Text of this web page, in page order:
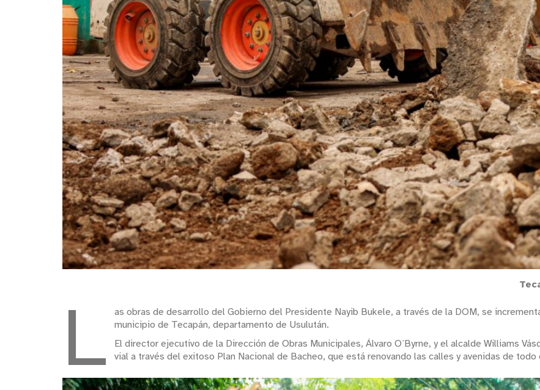
L
as obras de desarrollo del Gobierno del Presidente Nayib Bukele, a través de la DOM, se
municipio de Tecapán, departamento de Usulután.
El director ejecutivo de la Dirección de Obras Municipales, Álvaro O´Byrne, y el alcalde Williams
vial a través del exitoso Plan Nacional de Bacheo, que está renovando las calles y avenidas de todo